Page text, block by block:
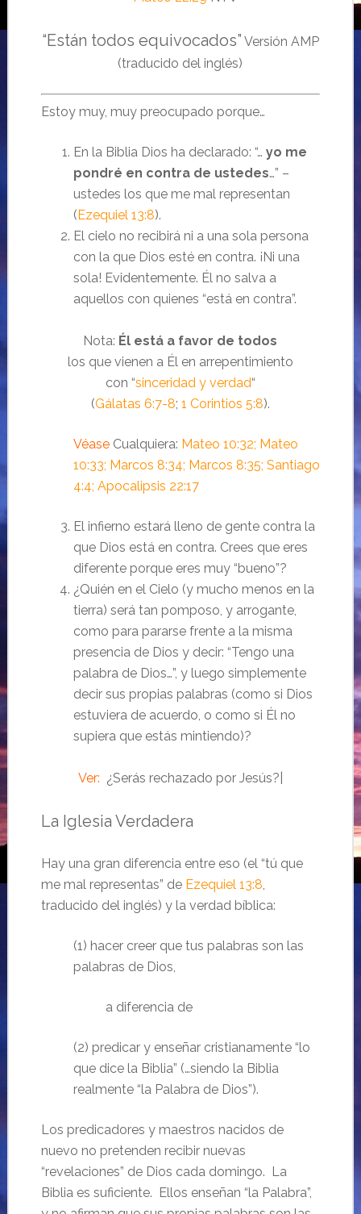
“Están todos equivocados” Versión AMP
(traducido del inglés)
Estoy muy, muy preocupado porque…
En la Biblia Dios ha declarado: “… yo me
pondré en contra de ustedes…” –
ustedes los que me mal representan
( Ezequiel 13:8).
El cielo no recibirá ni a una sola persona
con la que Dios esté en contra. ¡Ni una
sola! Evidentemente. Él no salva a
aquellos con quienes “está en contra”.
Nota: Él está a favor de todos
los que vienen a Él en arrepentimiento
con “sinceridad y verdad“
(Gálatas 6:7-8; 1 Corintios 5:8).
VéaseCualquiera: Mateo 10:32; Mateo
10:33; Marcos 8:34; Marcos 8:35; Santiago
4:4; Apocalipsis 22:17
El infierno estará lleno de gente contra la
que Dios está en contra. Crees que eres
diferente porque eres muy “bueno”?
¿Quién en el Cielo (y mucho menos en la
tierra) será tan pomposo, y arrogante,
como para pararse frente a la misma
presencia de Dios y decir: “Tengo una
palabra de Dios…”, y luego simplemente
decir sus propias palabras (como si Dios
estuviera de acuerdo, o como si Él no
supiera que estás mintiendo)?
Ver: ¿Serás rechazado por Jesús?|
La Iglesia Verdadera
Hay una gran diferencia entre eso (el “tú que
me mal representas” de Ezequiel 13:8,
traducido del inglés) y la verdad bíblica:
(1) hacer creer que tus palabras son las
palabras de Dios,
a diferencia de
(2) predicar y enseñar cristianamente “lo
que dice la Biblia” (…siendo la Biblia
realmente “la Palabra de Dios”).
Los predicadores y maestros nacidos de
nuevo no pretenden recibir nuevas
“revelaciones” de Dios cada domingo. La
Biblia es suficiente. Ellos enseñan “la Palabra”,